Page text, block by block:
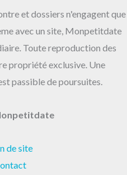
et dossiers n'engagent que
avec un site, Monpetitdate
Toute reproduction des
propriété exclusive. Une
passible de poursuites.
de site